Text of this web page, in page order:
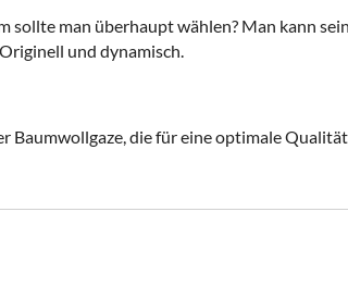
sollte man überhaupt wählen? Man kann
und dynamisch.
die für eine optimale